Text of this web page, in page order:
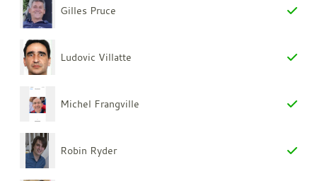
Gilles Pruce
Ludovic Villatte
Michel Frangville
Robin Ryder